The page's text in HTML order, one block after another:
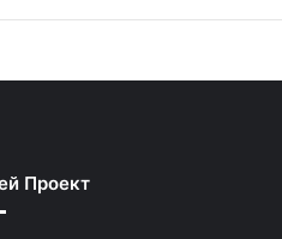
Проект